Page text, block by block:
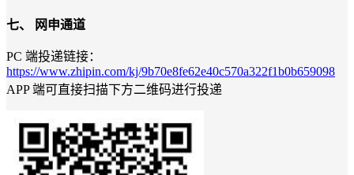
七、 网申通道
PC 端投递链接：
https://www.zhipin.com/kj/9b70e8fe62e40c570a322f1b0b659098
APP 端可直接扫描下方二维码进行投递